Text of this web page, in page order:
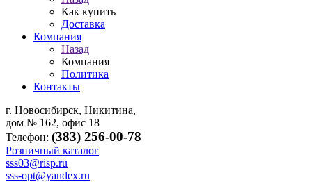
Как купить
Доставка
Компания
Назад
Компания
Политика
Контакты
г. Новосибирск, Никитина,
дом № 162, офис 18
Телефон: (383) 256-00-78
Розничный каталог
sss03@risp.ru
sss-opt@yandex.ru